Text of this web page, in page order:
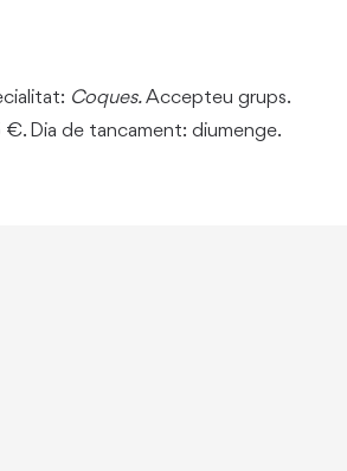
Coques.Accepteu grups.
€. Dia de tancament: diumenge.